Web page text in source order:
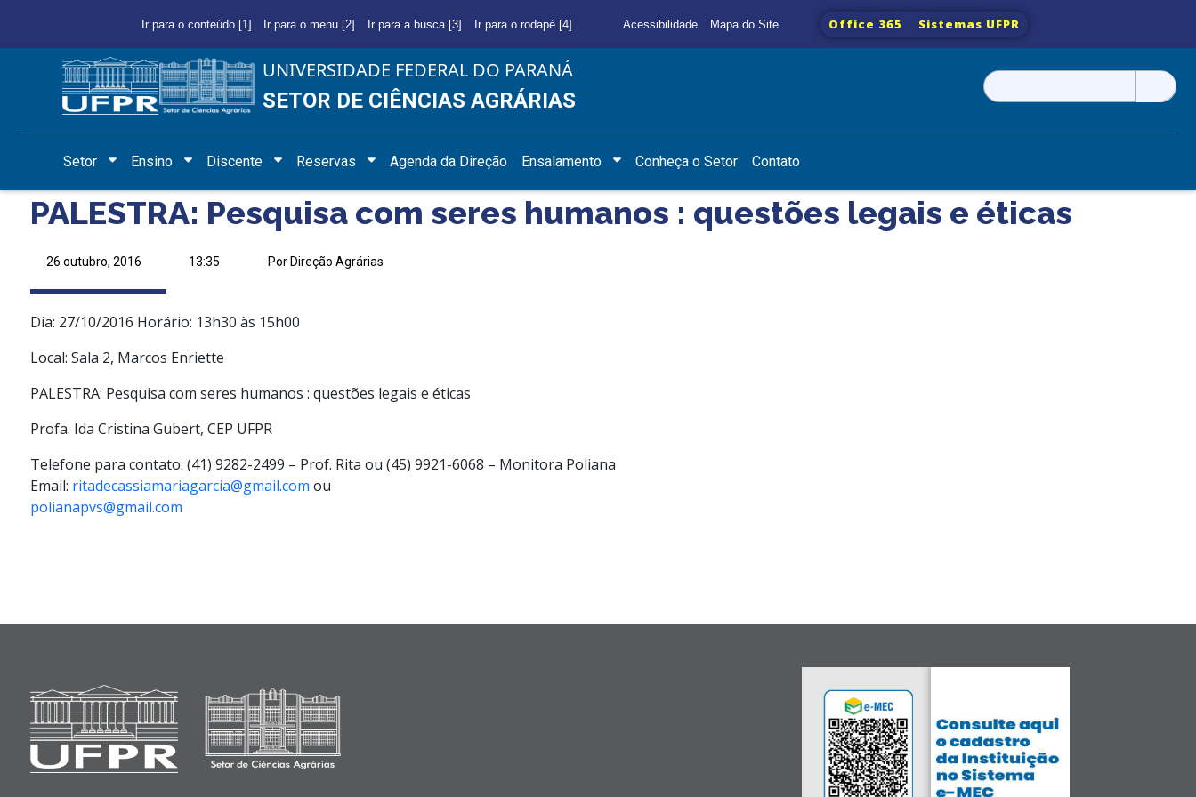
Ir para o conteúdo [1] Ir para o menu [2] Ir para a busca [3] Ir para o rodapé [4] Acessibilidade Mapa do Site Office 365 Sistemas UFPR
UNIVERSIDADE FEDERAL DO PARANÁ
SETOR DE CIÊNCIAS AGRÁRIAS
Pesquisar
por:
Setor Ensino Discente Reservas Agenda da Direção Ensalamento Conheça o Setor Contato
PALESTRA: Pesquisa com seres humanos : questões legais e éticas
26 outubro, 2016 13:35 Por Direção Agrárias
Dia: 27/10/2016 Horário: 13h30 às 15h00
Local: Sala 2, Marcos Enriette
PALESTRA: Pesquisa com seres humanos : questões legais e éticas
Profa. Ida Cristina Gubert, CEP UFPR
Telefone para contato: (41) 9282-2499 – Prof. Rita ou (45) 9921-6068 – Monitora Poliana
Email: ritadecassiamariagarcia@gmail.com ou
polianapvs@gmail.com